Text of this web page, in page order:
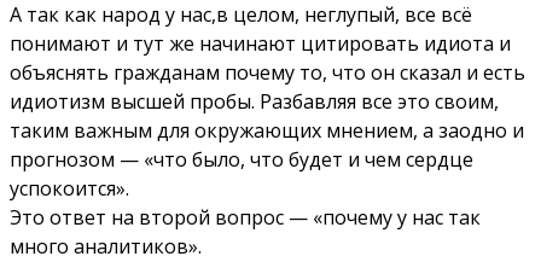
А так как народ у нас,в целом, неглупый, все всё
понимают и тут же начинают цитировать идиота и
объяснять гражданам почему то, что он сказал и есть
идиотизм высшей пробы. Разбавляя все это своим,
таким важным для окружающих мнением, а заодно и
прогнозом — «что было, что будет и чем сердце
успокоится».
Это ответ на второй вопрос — «почему у нас так
много аналитиков».